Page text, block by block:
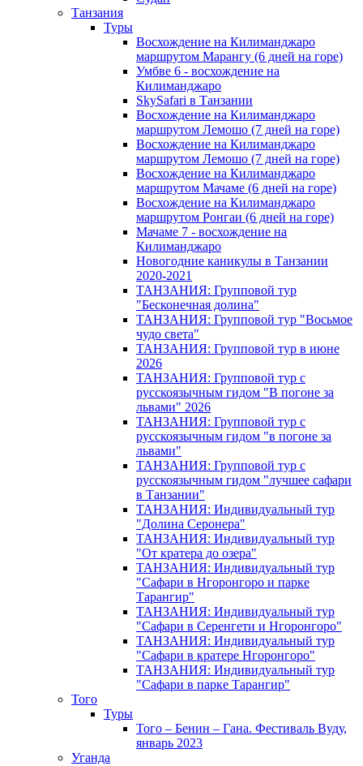
Танзания
Туры
Восхождение на Килиманджаро
маршрутом Марангу (6 дней на горе)
Умбве 6 - восхождение на
Килиманджаро
SkySafari в Танзании
Восхождение на Килиманджаро
маршрутом Лемошо (7 дней на горе)
Восхождение на Килиманджаро
маршрутом Лемошо (7 дней на горе)
Восхождение на Килиманджаро
маршрутом Мачаме (6 дней на горе)
Восхождение на Килиманджаро
маршрутом Ронгаи (6 дней на горе)
Мачаме 7 - восхождение на
Килиманджаро
Новогодние каникулы в Танзании
2020-2021
ТАНЗАНИЯ: Групповой тур
"Бесконечная долина"
ТАНЗАНИЯ: Групповой тур "Восьмое
чудо света"
ТАНЗАНИЯ: Групповой тур в июне
2026
ТАНЗАНИЯ: Групповой тур с
русскоязычным гидом "В погоне за
львами" 2026
ТАНЗАНИЯ: Групповой тур с
русскоязычным гидом "в погоне за
львами"
ТАНЗАНИЯ: Групповой тур с
русскоязычным гидом "лучшее сафари
в Танзании"
ТАНЗАНИЯ: Индивидуальный тур
"Долина Серонера"
ТАНЗАНИЯ: Индивидуальный тур
"От кратера до озера"
ТАНЗАНИЯ: Индивидуальный тур
"Сафари в Нгоронгоро и парке
Тарангир"
ТАНЗАНИЯ: Индивидуальный тур
"Сафари в Серенгети и Нгоронгоро"
ТАНЗАНИЯ: Индивидуальный тур
"Сафари в кратере Нгоронгоро"
ТАНЗАНИЯ: Индивидуальный тур
"Сафари в парке Тарангир"
Того
Туры
Того – Бенин – Гана. Фестиваль Вуду,
январь 2023
Уганда